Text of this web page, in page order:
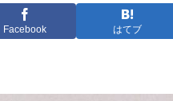
Facebook はてブ